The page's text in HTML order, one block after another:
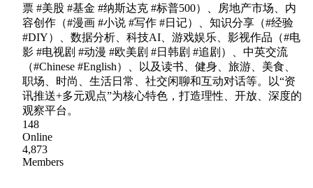
票 #美股 #基金 #纳斯达克 #标普500）、房地产市场、内
容创作（#漫画 #小说 #写作 #日记）、知识分享（#经验
#DIY）、数据分析、科技AI、游戏娱乐、影视作品（#电
影 #电视剧 #动漫 #欧美剧 #日韩剧 #追剧）、中英交流
（#Chinese #English）、以及读书、健身、旅游、美食、
职场、时尚、生活日常、社交闲聊和互动对话等。以“资
讯推送+多元观点”为核心特色，打造理性、开放、深度的
观察平台。
148
Online
4,873
Members